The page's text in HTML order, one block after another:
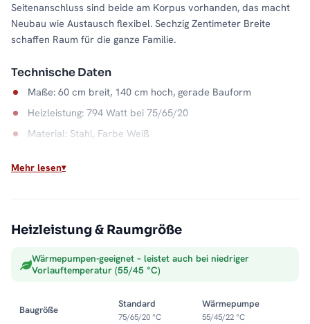
Seitenanschluss sind beide am Korpus vorhanden, das macht
Neubau wie Austausch flexibel. Sechzig Zentimeter Breite
schaffen Raum für die ganze Familie.
Technische Daten
Maße: 60 cm breit, 140 cm hoch, gerade Bauform
Heizleistung: 794 Watt bei 75/65/20
Material: Stahl, Farbe Weiß
Wasserkapazität: 7,4 Liter
Zuverlässige Wärme aus dem Heizsystem
vorhandene Heizungsanlage und liefert konstante Wärme ohne
immer vorgewärmt bereit. Alle Größen und Ausführungen
finden Sie in der KategorieHandtuchheizkörper.
Mehr lesen
Heizleistung & Raumgröße
Wärmepumpen-geeignet – leistet auch bei niedriger
Vorlauftemperatur (55/45 °C)
Baugröße
Standard
75/65/20 °C
Wärmepumpe
55/45/22 °C